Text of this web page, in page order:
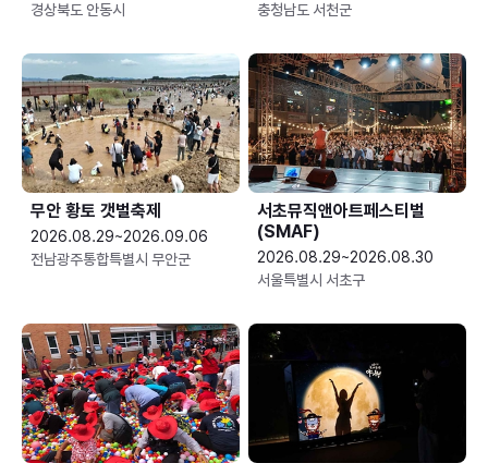
경상북도 안동시
충청남도 서천군
무안 황토 갯벌축제
2026.08.29~2026.09.06
전남광주통합특별시 무안군
서초뮤직앤아트페스티벌
(SMAF)
2026.08.29~2026.08.30
서울특별시 서초구